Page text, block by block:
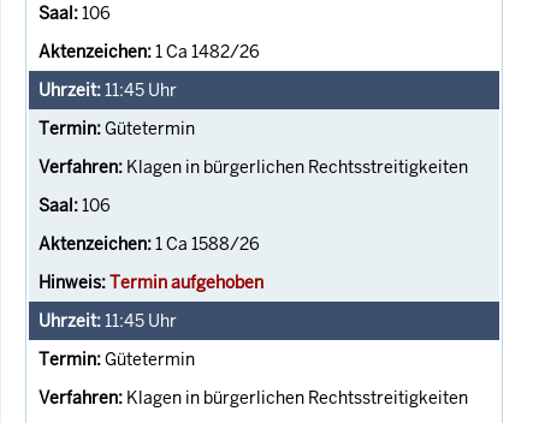
106
1 Ca 1482/26
11:45 Uhr
Gütetermin
Klagen in bürgerlichen Rechtsstreitigkeiten
106
1 Ca 1588/26
Termin aufgehoben
11:45 Uhr
Gütetermin
Klagen in bürgerlichen Rechtsstreitigkeiten